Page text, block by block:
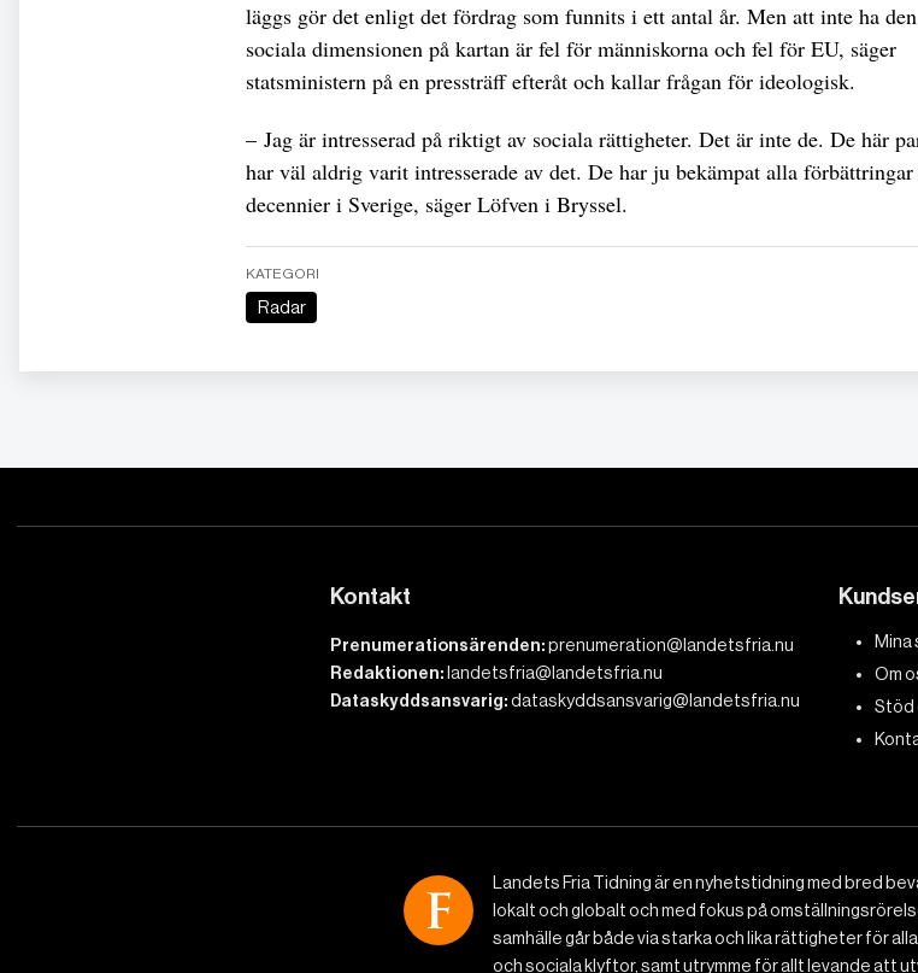
läggs gör det enligt det fördrag som funnits i ett antal år. Men att inte ha den
sociala dimensionen på kartan är fel för människorna och fel för EU, säger
statsministern på en pressträff efteråt och kallar frågan för ideologisk.
– Jag är intresserad på riktigt av sociala rättigheter. Det är inte de. De här
har väl aldrig varit intresserade av det. De har ju bekämpat alla
decennier i Sverige, säger Löfven i Bryssel.
KATEGORI
Radar
Kontakt
Prenumerationsärenden:prenumeration@landetsfria.nu
Redaktionen: landetsfria@landetsfria.nu
Dataskyddsansvarig:dataskyddsansvarig@landetsfria.nu
Mina
Om
Stöd
Landets Fria Tidning är en nyhetstidning med bred
lokalt och globalt och med fokus på
samhälle går både via starka och lika rättigheter för
och sociala klyftor, samt utrymme för allt levande att